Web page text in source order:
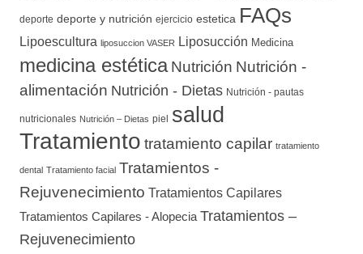
deporte deporte y nutrición ejercicio estetica FAQs
Lipoescultura liposuccion VASER Liposucción Medicina
medicina estética Nutrición Nutrición -
alimentación Nutrición - Dietas Nutrición - pautas
nutricionales Nutrición – Dietas piel salud
Tratamiento tratamiento capilar tratamiento
dental Tratamiento facial Tratamientos -
Rejuvenecimiento Tratamientos Capilares
Tratamientos Capilares - Alopecia Tratamientos –
Rejuvenecimiento